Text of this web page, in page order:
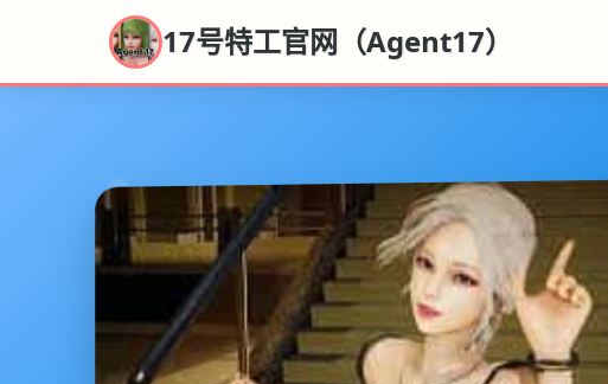
17号特工官网（Agent17）